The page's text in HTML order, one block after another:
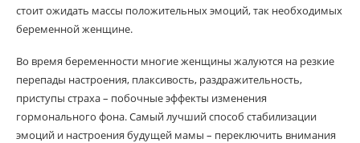
стоит ожидать массы положительных эмоций, так необходимых
беременной женщине.
Во время беременности многие женщины жалуются на резкие
перепады настроения, плаксивость, раздражительность,
приступы страха – побочные эффекты изменения
гормонального фона. Самый лучший способ стабилизации
эмоций и настроения будущей мамы – переключить внимания